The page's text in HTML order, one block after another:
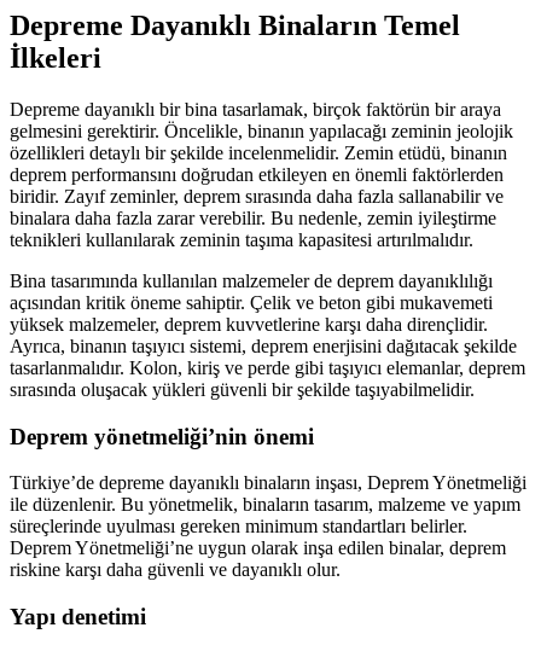
Depreme Dayanıklı Binaların Temel
İlkeleri
Depreme dayanıklı bir bina tasarlamak, birçok faktörün bir araya
gelmesini gerektirir. Öncelikle, binanın yapılacağı zeminin jeolojik
özellikleri detaylı bir şekilde incelenmelidir. Zemin etüdü, binanın
deprem performansını doğrudan etkileyen en önemli faktörlerden
biridir. Zayıf zeminler, deprem sırasında daha fazla sallanabilir ve
binalara daha fazla zarar verebilir. Bu nedenle, zemin iyileştirme
teknikleri kullanılarak zeminin taşıma kapasitesi artırılmalıdır.
Bina tasarımında kullanılan malzemeler de deprem dayanıklılığı
açısından kritik öneme sahiptir. Çelik ve beton gibi mukavemeti
yüksek malzemeler, deprem kuvvetlerine karşı daha dirençlidir.
Ayrıca, binanın taşıyıcı sistemi, deprem enerjisini dağıtacak şekilde
tasarlanmalıdır. Kolon, kiriş ve perde gibi taşıyıcı elemanlar, deprem
sırasında oluşacak yükleri güvenli bir şekilde taşıyabilmelidir.
Deprem yönetmeliği’nin önemi
Türkiye’de depreme dayanıklı binaların inşası, Deprem Yönetmeliği
ile düzenlenir. Bu yönetmelik, binaların tasarım, malzeme ve yapım
süreçlerinde uyulması gereken minimum standartları belirler.
Deprem Yönetmeliği’ne uygun olarak inşa edilen binalar, deprem
riskine karşı daha güvenli ve dayanıklı olur.
Yapı denetimi